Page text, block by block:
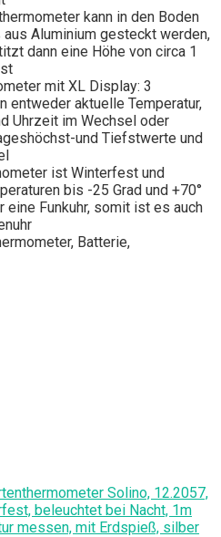
kann in den Boden
Aluminium gesteckt werden,
dann eine Höhe von circa 1
mit XL Display: 3
entweder aktuelle Temperatur,
Uhrzeit im Wechsel oder
und Tiefstwerte und
ist Winterfest und
bis -25 Grad und +70°
eine Funkuhr, somit ist es auch
Batterie,
Solino, 12.2057,
beleuchtet bei Nacht, 1m
messen, mit Erdspieß, silber